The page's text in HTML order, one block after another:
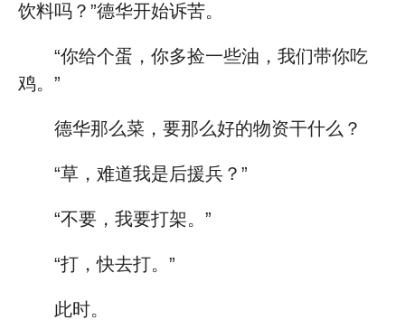
饮料吗？”德华开始诉苦。
“你给个蛋，你多捡一些油，我们带你吃
鸡。”
德华那么菜，要那么好的物资干什么？
“草，难道我是后援兵？”
“不要，我要打架。”
“打，快去打。”
此时。